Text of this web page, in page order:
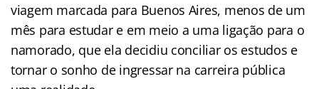
viagem marcada para Buenos Aires, menos de um
mês para estudar e em meio a uma ligação para o
namorado, que ela decidiu conciliar os estudos e
tornar o sonho de ingressar na carreira pública